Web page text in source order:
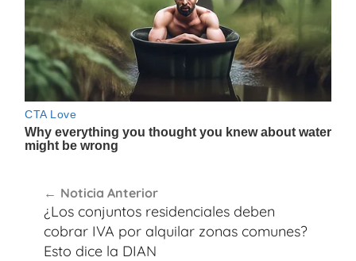
de
entradas
Noticia Anterior
¿Los conjuntos residenciales deben
cobrar IVA por alquilar zonas comunes?
Esto dice la DIAN